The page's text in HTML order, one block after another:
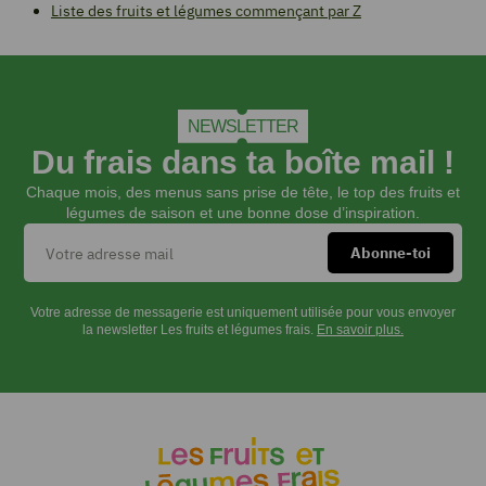
Liste des fruits et légumes commençant par Z
NEWSLETTER
Du frais dans ta boîte mail !
Chaque mois, des menus sans prise de tête, le top des fruits et
légumes de saison et une bonne dose d’inspiration.
Votre adresse de messagerie est uniquement utilisée pour vous envoyer
la newsletter Les fruits et légumes frais. En savoir plus.